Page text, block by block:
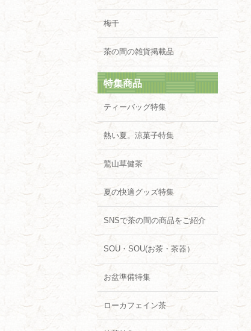
梅干
茶の間の雑貨掲載品
特集商品
ティーバッグ特集
熱い夏。涼菓子特集
鷲山草健茶
夏の快適グッズ特集
SNSで茶の間の商品をご紹介
SOU・SOU(お茶・茶器）
お盆準備特集
ローカフェイン茶